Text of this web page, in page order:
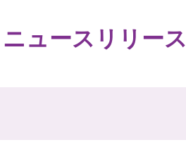
ニュースリリース